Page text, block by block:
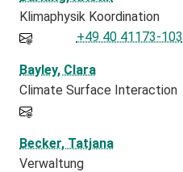
Klimaphysik Koordination
+49 40 41173-103
Bayley, Clara
Climate Surface Interaction
Becker, Tatjana
Verwaltung